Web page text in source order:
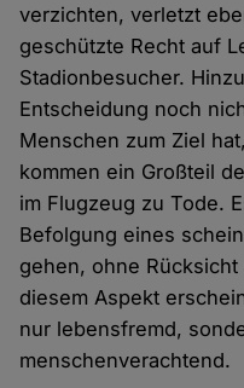
verzichten, verletzt
geschützte Recht auf
Stadionbesucher.
Entscheidung noch
Menschen zum Ziel
kommen ein Großteil
im Flugzeug zu Tode.
Befolgung eines
gehen, ohne
diesem Aspekt
nur lebensfremd,
menschenverachtend.